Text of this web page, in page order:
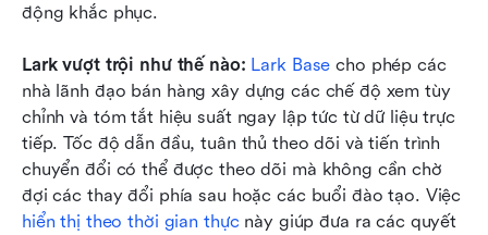
động khắc phục.
Lark vượt trội như thế nào: Lark Base cho phép các
nhà lãnh đạo bán hàng xây dựng các chế độ xem tùy
chỉnh và tóm tắt hiệu suất ngay lập tức từ dữ liệu trực
tiếp. Tốc độ dẫn đầu, tuân thủ theo dõi và tiến trình
chuyển đổi có thể được theo dõi mà không cần chờ
hiển thị theo thời gian thực này giúp đưa ra các quyết